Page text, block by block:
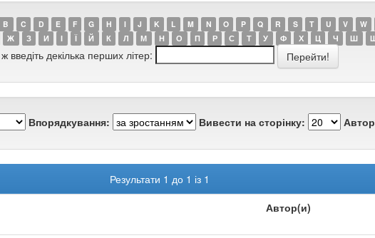
B C D E F G H I J K L M N O P Q R S T U V W
Ж З И І Ї Й К Л М Н О П Р С Т У Ф Х Ц Ч Ш
введіть декілька перших літер:
Впорядкування: Вивести на сторінку:
Результати 1 до 1 із 1
Автор(и)